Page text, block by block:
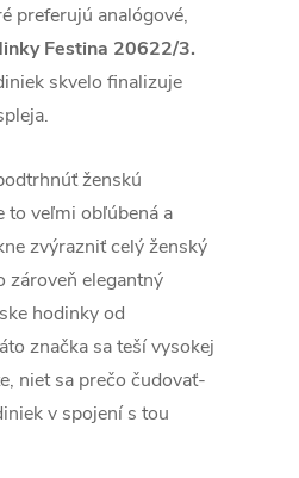
preferujú analógové,
Festina 20622/3.
skvelo finalizuje
ženskú
to veľmi obľúbená a
zvýrazniť celý ženský
zároveň elegantný
hodinky od
značka sa teší vysokej
niet sa prečo čudovať-
v spojení s tou